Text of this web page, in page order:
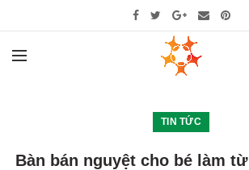
TIN TỨC
Bàn bán nguyệt cho bé làm